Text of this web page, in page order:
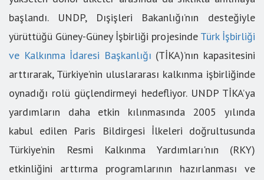
başlandı. UNDP, Dışişleri Bakanlığı’nın desteğiyle
yürüttüğü Güney-Güney İşbirliği projesinde Türk İşbirliği
ve Kalkınma İdaresi Başkanlığı (TİKA)’nın kapasitesini
arttırarak, Türkiye’nin uluslararası kalkınma işbirliğinde
oynadığı rolü güçlendirmeyi hedefliyor. UNDP TİKA’ya
yardımların daha etkin kılınmasında 2005 yılında
kabul edilen Paris Bildirgesi İlkeleri doğrultusunda
Türkiye’nin Resmi Kalkınma Yardımları'nın (RKY)
etkinliğini arttırma programlarının hazırlanması ve